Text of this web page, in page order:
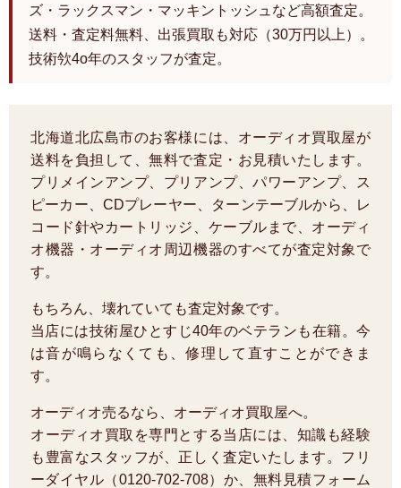
ズ・ラックスマン・マッキントッシュなど高額査定。
送料・査定料無料、出張買取も対応（30万円以上）。
技術欦4o年のスタッフが査定。
北海道北広島市のお客様には、オーディオ買取屋が
送料を負担して、無料で査定・お見積いたします。
プリメインアンプ、プリアンプ、パワーアンプ、ス
ピーカー、CDプレーヤー、ターンテーブルから、レ
コード針やカートリッジ、ケーブルまで、オーディ
オ機器・オーディオ周辺機器のすべてが査定対象で
す。
もちろん、壊れていても査定対象です。
当店には技術屋ひとすじ40年のベテランも在籍。今
は音が鳴らなくても、修理して直すことができま
す。
オーディオ売るなら、オーディオ買取屋へ。
オーディオ買取を専門とする当店には、知識も経験
も豊富なスタッフが、正しく査定いたします。フリ
ーダイヤル（0120-702-708）か、無料見積フォーム